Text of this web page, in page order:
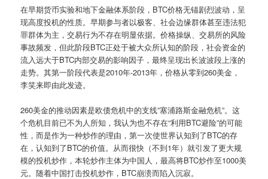
在早期货币实验和地下金融体系阶段，BTC价格无锚剧烈波动，呈
现高度投机的性质。早期参与者以极客、社会边缘群体甚至违法犯
罪群体为主，交易行为不存在明显依据。价格操纵、交易所的风险
事故频发，但此阶段BTC正处于被大众所认知的阶段，社会资金的
流入远大于BTC内部交易的影响因子，最终呈现出长波波段上涨的
走势。其第一阶段代表是2010年-2013年，价格从零到260美金，
李笑来即由此发迹。
260美金的推动因素是欧债危机中的支线”塞浦路斯金融危机”。这
个危机目前已不为人所知，我认为也不存在“利用BTC避险”的可能
性，而是作为一种炒作的理由，第一次使世界认知到了BTC的存
在，认知到了BTC的价值。从而很快（不到1年）就引发了更大规
模的投机炒作，本轮炒作主体为中国人，最高将BTC炒作至1000美
元。随着中国打击投机炒作，BTC崩溃而陷入沉寂。